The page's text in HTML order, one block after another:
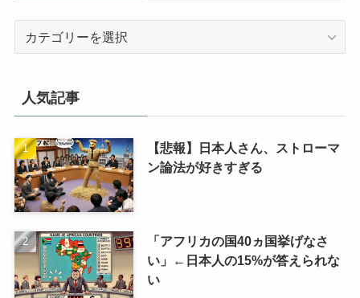
人気記事
【悲報】日本人さん、ストローマ
ン論法が好きすぎる
「アフリカの国40ヵ国挙げなさ
い」←日本人の15%が答えられな
い